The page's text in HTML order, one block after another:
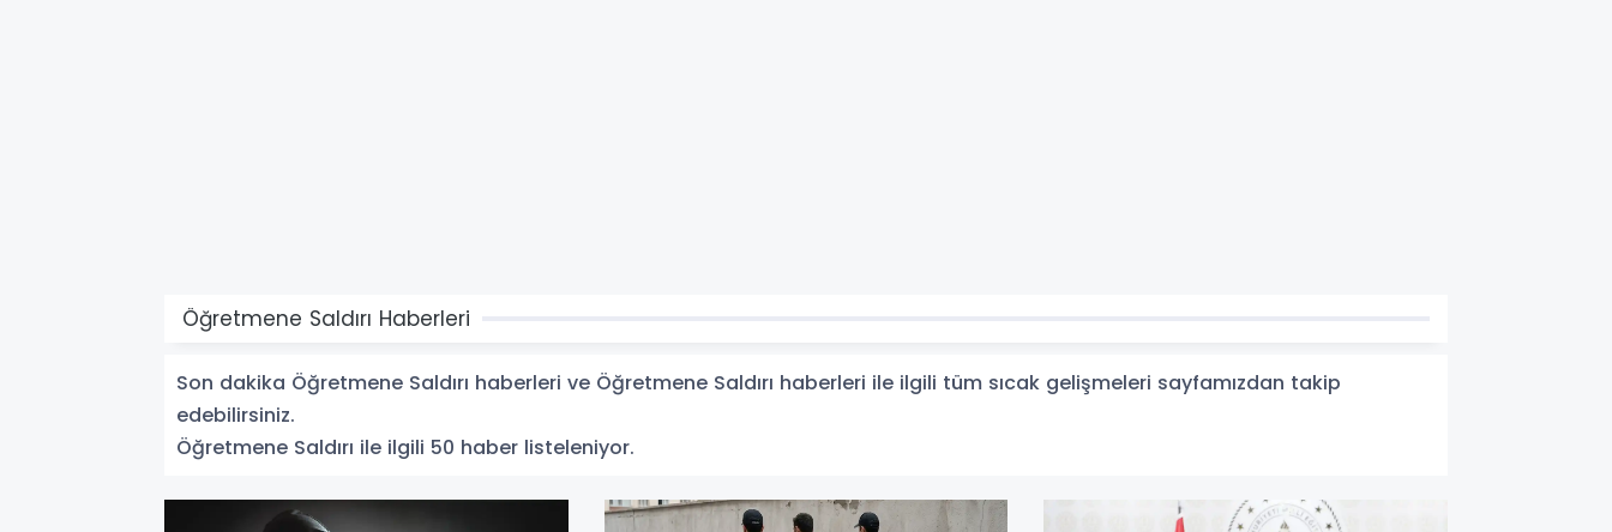
Öğretmene Saldırı Haberleri
Son dakika Öğretmene Saldırı haberleri ve Öğretmene Saldırı haberleri ile ilgili tüm sıcak gelişmeleri sayfamızdan takip
edebilirsiniz.
Öğretmene Saldırı ile ilgili 50 haber listeleniyor.